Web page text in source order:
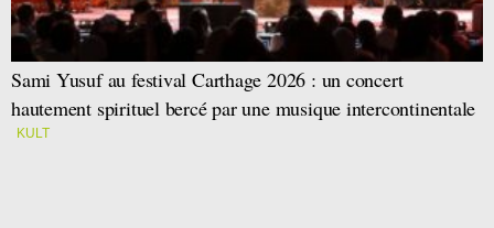
Sami Yusuf au festival Carthage 2026 : un concert
hautement spirituel bercé par une musique intercontinentale
KULT